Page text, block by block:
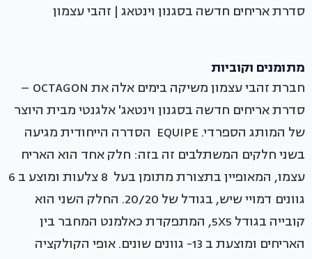
סדרת אריחים חדשה בסגנון וינטאג | זהבי עצמון
מתומנים וקוביות
חברת זהבי עצמון משיקה בימים אלה את OCTAGON –
סדרת אריחים חדשה בסגנון וינטאג' אלגנטי מבית היוצר
של המותג הספרדי. EQUIPE הסדרה הייחודית מגיעה
בשני חלקים המשתלבים זה בזה: חלק אחד הוא האריח
עצמו, המאופיין בתצורת מתומן בעל 8 צלעות ומוצע ב 6
גוונים דמויי שיש, בגודל של 20/20. החלק השני הוא
קובייה בגודל 5X5, המתפקדת כאלמנט המחבר בין
האריחים ומוצעת ב 13- גוונים שונים. אופי הקולקציה